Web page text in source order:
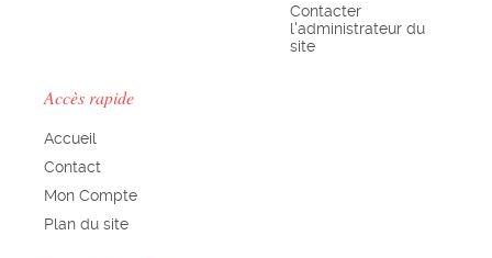
Contacter
l'administrateur du
site
Accès rapide
Accueil
Contact
Mon Compte
Plan du site